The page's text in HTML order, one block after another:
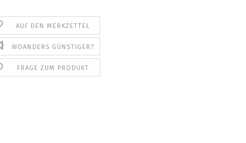
AUF DEN MERKZETTEL
WOANDERS GÜNSTIGER?
FRAGE ZUM PRODUKT